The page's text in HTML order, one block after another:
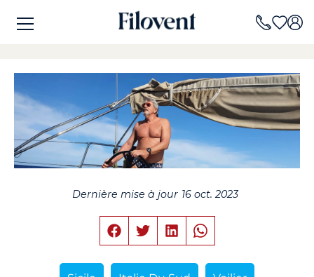
Dernière mise à jour 16 oct. 2023